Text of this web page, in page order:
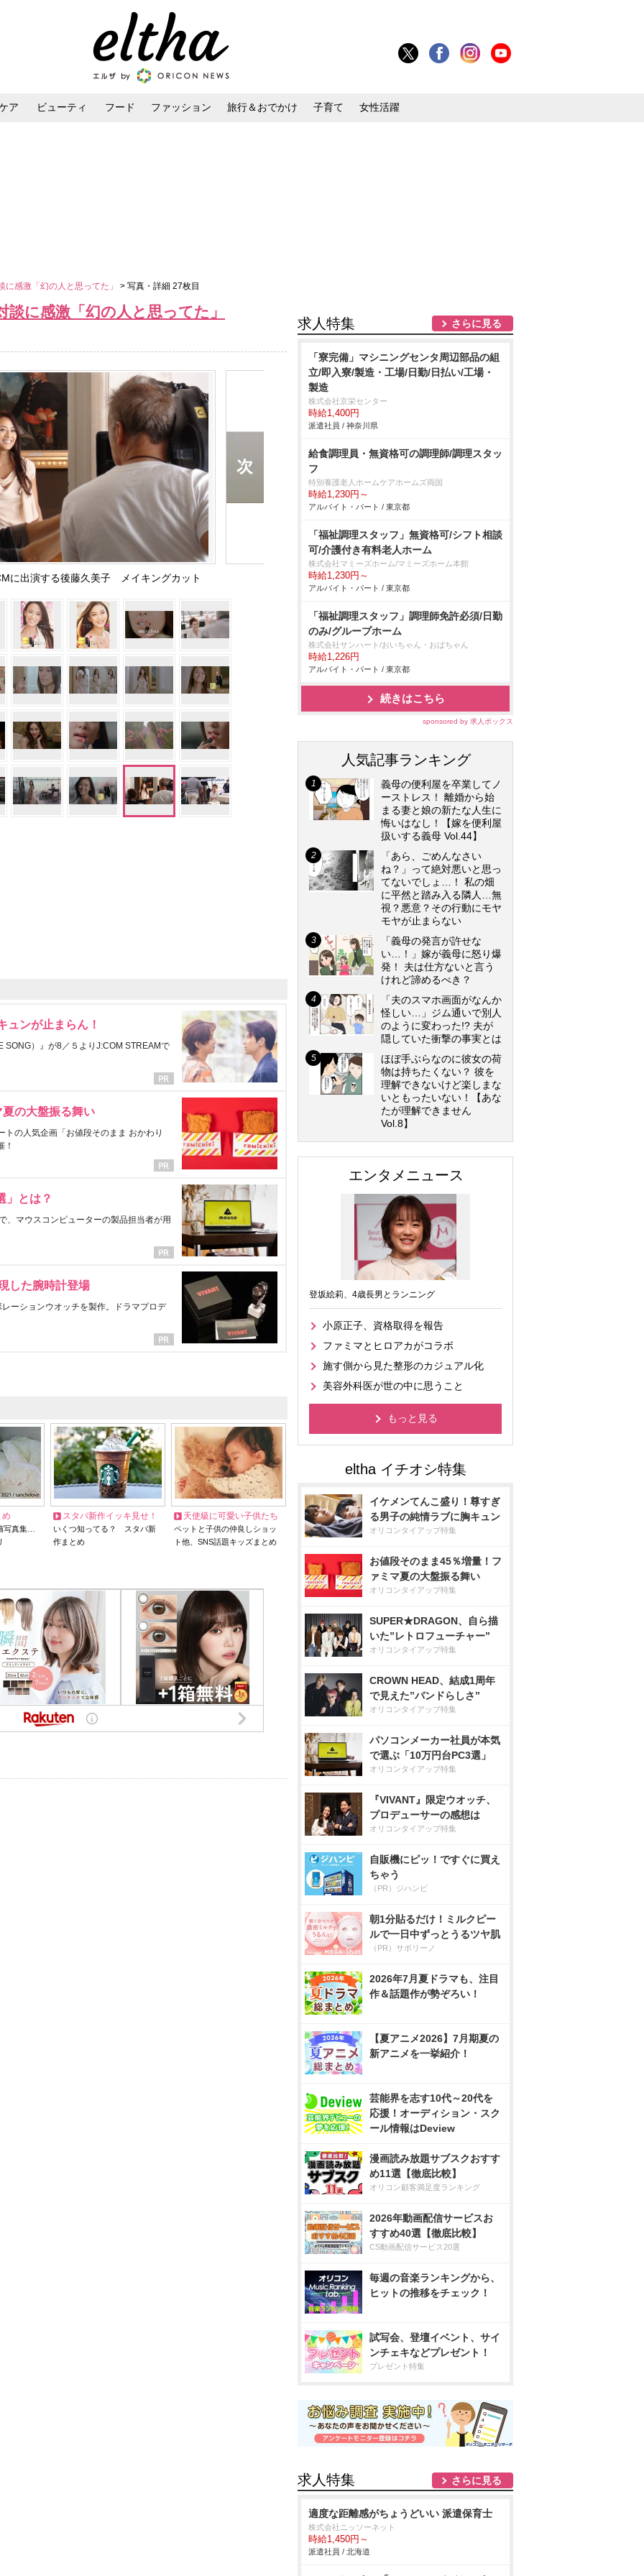
ア ビューティ フード ファッション 旅行＆おでかけ 子育て 女性活躍
に感激「幻の人と思ってた」 > 写真・詳細 27枚目
に感激「幻の人と思ってた」
に出演する後藤久美子 メイキングカット
ュンが止まらん！
SONG）』が8／５よりJ:COM STREAMで
の大盤振る舞い
の人気企画「お値段そのまま おかわり
！
」とは？
、マウスコンピューターの製品担当者が用
した腕時計登場
ーションウオッチを製作。ドラマプロデ
め
写真集…
スタバ新作イッキ見せ！
いくつ知ってる？ スタバ新
作まとめ
天使級に可愛い子供たち
ペットと子供の仲良しショッ
ト他、SNS話題キッズまとめ
求人特集 さらに見る
「寮完備」マシニングセンタ周辺部品の組
立/即入寮/製造・工場/日勤/日払い/工場・
製造
株式会社京栄センター
時給1,400円
派遣社員 / 神奈川県
給食調理員・無資格可の調理師/調理スタッ
フ
特別養護老人ホームケアホームズ両国
時給1,230円～
アルバイト・パート / 東京都
「福祉調理スタッフ」無資格可/シフト相談
可/介護付き有料老人ホーム
株式会社マミーズホーム/マミーズホーム本館
時給1,230円～
アルバイト・パート / 東京都
「福祉調理スタッフ」調理師免許必須/日勤
のみ/グループホーム
株式会社サンハート/おいちゃん・おばちゃん
時給1,226円
アルバイト・パート / 東京都
続きはこちら
sponsored by 求人ボックス
人気記事ランキング
義母の便利屋を卒業してノ
ーストレス！ 離婚から始
まる妻と娘の新たな人生に
悔いはなし！【嫁を便利屋
扱いする義母 Vol.44】
「あら、ごめんなさい
ね？」って絶対悪いと思っ
てないでしょ…！ 私の畑
に平然と踏み入る隣人…無
視？悪意？その行動にモヤ
モヤが止まらない
「義母の発言が許せな
い…！」嫁が義母に怒り爆
発！ 夫は仕方ないと言う
けれど諦めるべき？
「夫のスマホ画面がなんか
怪しい…」ジム通いで別人
のように変わった!? 夫が
隠していた衝撃の事実とは
ほぼ手ぶらなのに彼女の荷
物は持ちたくない？ 彼を
理解できないけど楽しまな
いともったいない！【あな
たが理解できません
Vol.8】
エンタメニュース
登坂絵莉、4歳長男とランニング
小原正子、資格取得を報告
ファミマとヒロアカがコラボ
施す側から見た整形のカジュアル化
美容外科医が世の中に思うこと
もっと見る
イケメンてんこ盛り！尊すぎ
る男子の純情ラブに胸キュン
オリコンタイアップ特集
お値段そのまま45％増量！フ
ァミマ夏の大盤振る舞い
オリコンタイアップ特集
SUPER★DRAGON、自ら描
いた”レトロフューチャー”
オリコンタイアップ特集
CROWN HEAD、結成1周年
で見えた”バンドらしさ”
オリコンタイアップ特集
パソコンメーカー社員が本気
で選ぶ「10万円台PC3選」
オリコンタイアップ特集
『VIVANT』限定ウオッチ、
プロデューサーの感想は
オリコンタイアップ特集
自販機にピッ！ですぐに買え
ちゃう
（PR）ジハンピ
朝1分貼るだけ！ミルクピー
ルで一日中ずっとうるツヤ肌
（PR）サボリーノ
2026年7月夏ドラマも、注目
作＆話題作が勢ぞろい！
【夏アニメ2026】7月期夏の
新アニメを一挙紹介！
芸能界を志す10代～20代を
応援！オーディション・スク
ール情報はDeview
漫画読み放題サブスクおすす
め11選【徹底比較】
オリコン顧客満足度ランキング
2026年動画配信サービスお
すすめ40選【徹底比較】
CS動画配信サービス20選
毎週の音楽ランキングから、
ヒットの推移をチェック！
試写会、登壇イベント、サイ
ンチェキなどプレゼント！
プレゼント特集
求人特集 さらに見る
適度な距離感がちょうどいい 派遣保育士
株式会社ニッソーネット
時給1,450円～
派遣社員 / 北海道